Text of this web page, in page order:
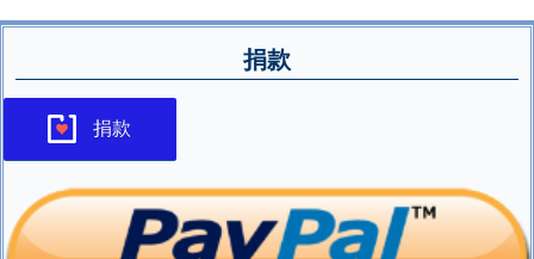
捐款
捐款